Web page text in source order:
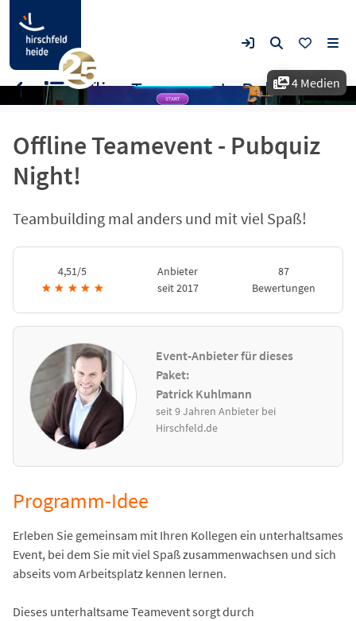
4 Medien
Offline Teamevent - Pubquiz
Night!
Teambuilding mal anders und mit viel Spaß!
4,51/5
★ ★ ★ ★ ★
Anbieter
seit 2017
87
Bewertungen
Event-Anbieter für dieses
Paket:
Patrick Kuhlmann
seit 9 Jahren Anbieter bei
Hirschfeld.de
Offline Teamevent - Pubquiz Night!
Programm-Idee
Erleben Sie gemeinsam mit Ihren Kollegen ein unterhaltsames
Event, bei dem Sie mit viel Spaß zusammenwachsen und sich
abseits vom Arbeitsplatz kennen lernen.
Dieses unterhaltsame Teamevent sorgt durch